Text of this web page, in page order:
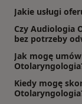
Jakie usługi
Czy Audiologia
bez potrzeby
Jak mogę
Kiedy mogę